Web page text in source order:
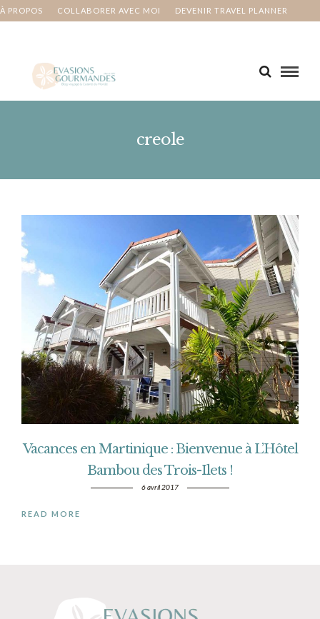
À PROPOS COLLABORER AVEC MOI DEVENIR TRAVEL PLANNER
creole
Vacances en Martinique : Bienvenue à L’Hôtel
Bambou des Trois-Ilets !
6 avril 2017
READ MORE